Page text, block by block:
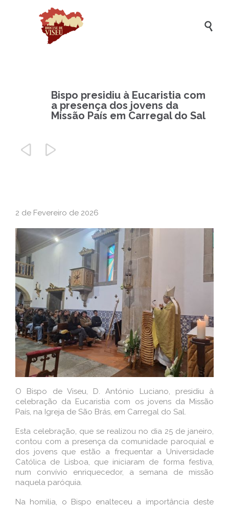

Bispo presidiu à Eucaristia com
a presença dos jovens da
Missão País em Carregal do Sal
 
2 de Fevereiro de 2026
O Bispo de Viseu, D. António Luciano, presidiu à
celebração da Eucaristia com os jovens da Missão
País, na Igreja de São Brás, em Carregal do Sal.
Esta celebração, que se realizou no dia 25 de janeiro,
contou com a presença da comunidade paroquial e
dos jovens que estão a frequentar a Universidade
Católica de Lisboa, que iniciaram de forma festiva,
num convívio enriquecedor, a semana de missão
naquela paróquia.
Na homilia, o Bispo enalteceu a importância deste